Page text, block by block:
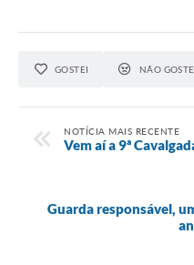
GOSTEI NÃO
NOTÍCIA MAIS RECENTE
Vem aí a 9ª
Guarda responsável,